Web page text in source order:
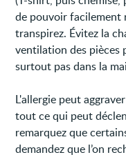
de pouvoir facilement
transpirez. Évitez la
ventilation des pièces
surtout pas dans la
L'allergie peut
tout ce qui peut
remarquez que
demandez que l’on